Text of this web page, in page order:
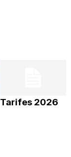
Tarifes 2026